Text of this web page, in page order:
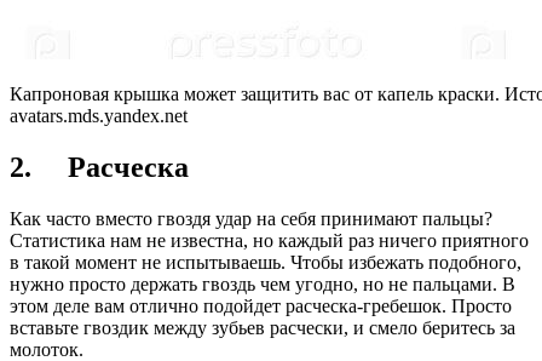
Капроновая крышка может защитить вас от капель краски.
avatars.mds.yandex.net
2. Расческа
Как часто вместо гвоздя удар на себя принимают пальцы?
Статистика нам не известна, но каждый раз ничего приятного
в такой момент не испытываешь. Чтобы избежать подобного,
нужно просто держать гвоздь чем угодно, но не пальцами. В
этом деле вам отлично подойдет расческа-гребешок. Просто
вставьте гвоздик между зубьев расчески, и смело беритесь за
молоток.